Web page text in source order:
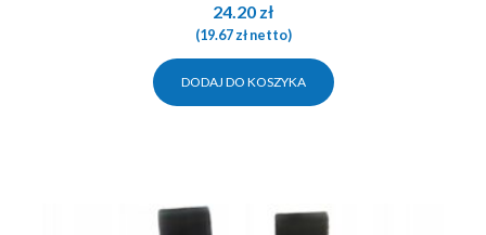
24.20 zł
(19.67złnetto)
DODAJ DO KOSZYKA